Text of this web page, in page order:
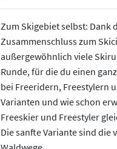
Zum Skigebiet selbst: Dank
Zusammenschluss zum
außergewöhnlich viele
Runde, für die du einen
bei Freeridern, Freestylern
Varianten und wie schon
Freeskier und Freestyler
Die sanfte Variante sind die